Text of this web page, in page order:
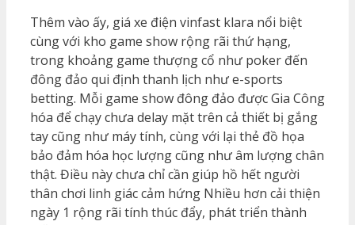
Thêm vào ấy, giá xe điện vinfast klara nổi biệt
cùng với kho game show rộng rãi thứ hạng,
trong khoảng game thượng cổ như poker đến
đông đảo qui định thanh lịch như e-sports
betting. Mỗi game show đông đảo được Gia Công
hóa để chạy chưa delay mặt trên cả thiết bị gắng
tay cũng như máy tính, cùng với lại thẻ đồ họa
bảo đảm hóa học lượng cũng như âm lượng chân
thật. Điều này chưa chỉ cần giúp hồ hết người
thân chơi linh giác cảm hứng Nhiều hơn cải thiện
ngày 1 rộng rãi tính thúc đẩy, phát triển thành